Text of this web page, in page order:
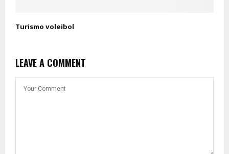
Turismo voleibol
LEAVE A COMMENT